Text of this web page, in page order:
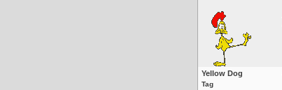
Yellow Dog
Tag